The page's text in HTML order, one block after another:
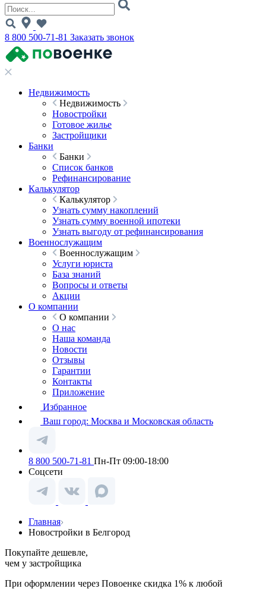
8 800 500-71-81 Заказать звонок
Недвижимость
Недвижимость
Новостройки
Готовое жилье
Застройщики
Банки
Банки
Список банков
Рефинансирование
Калькулятор
Калькулятор
Узнать сумму накоплений
Узнать сумму военной ипотеки
Узнать выгоду от рефинансирования
Военнослужащим
Военнослужащим
Услуги юриста
База знаний
Вопросы и ответы
Акции
О компании
О компании
О нас
Наша команда
Новости
Отзывы
Гарантии
Контакты
Приложение
Избранное
Ваш город: Москва и Московская область
8 800 500-71-81 Пн-Пт 09:00-18:00
Соцсети
Главная
Новостройки в Белгород
Покупайте дешевле,
чем у застройщика
При оформлении через Повоенке скидка 1% к любой